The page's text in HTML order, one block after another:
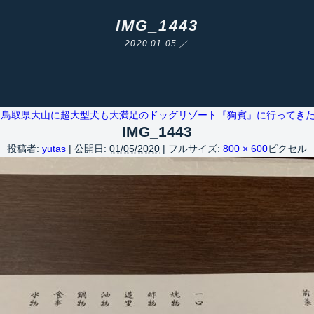
IMG_1443
2020.01.05 ／
取県大山に超大型犬も大満足のドッグリゾート『狗賓』に行ってき
IMG_1443
投稿者: yutas | 公開日: 01/05/2020 | フルサイズ: 800 × 600ピクセル